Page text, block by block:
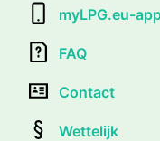
myLPG.eu-
FAQ
Contact
Wettelijk